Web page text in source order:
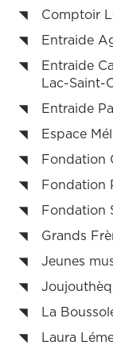
Comptoir
Entraide
Entraide
Lac-Saint-
Entraide
Espace
Fondation
Fondation
Fondation
Grands
Jeunes
La
Laura